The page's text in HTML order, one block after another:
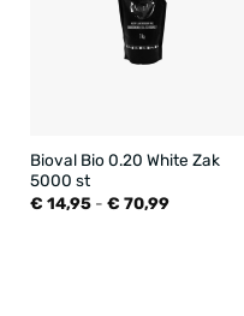
Bioval Bio 0.20 White Zak
5000 st
€ 14,95 - € 70,99Prijsklasse: